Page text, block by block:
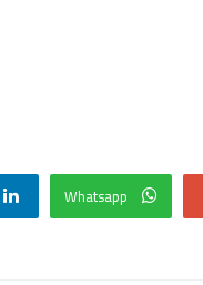
Whatsapp